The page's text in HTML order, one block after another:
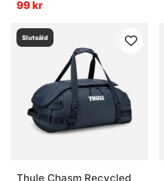
99 kr
Slutsåld
Thule Chasm Recycled